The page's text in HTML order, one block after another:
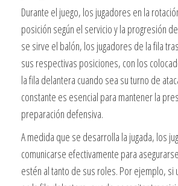
Durante el juego, los jugadores en la
posición según el servicio y la progresión
se sirve el balón, los jugadores de la fila
sus respectivas posiciones, con los
la fila delantera cuando sea su turno de
constante es esencial para mantener la
preparación defensiva.
A medida que se desarrolla la jugada, los
comunicarse efectivamente para
estén al tanto de sus roles. Por ejemplo, si